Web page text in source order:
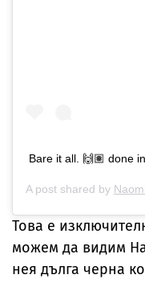
Bare it all. 🙌🏽 done
A post shared by
Това е
можем да видим
нея дълга черна